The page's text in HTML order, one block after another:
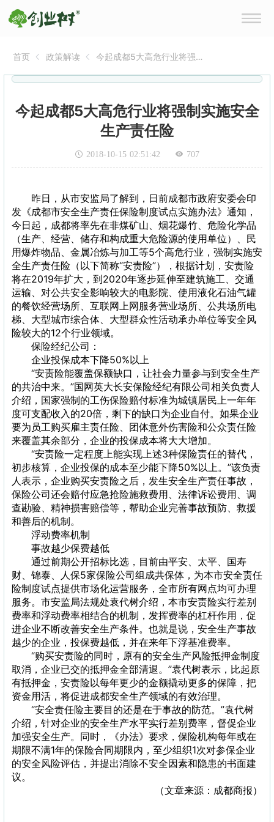
首页 政策解读
今起成都5大高危行业将强制
今起成都5大高危行业将强制实施安全
生产责任险
2018-10-15 02:51:42 707
昨日，从市安监局了解到，日前成都市政府安委会印
发《成都市安全生产责任保险制度试点实施办法》通知，
今日起，成都将率先在非煤矿山、烟花爆竹、危险化学品
（生产、经营、储存和构成重大危险源的使用单位）、民
用爆炸物品、金属冶炼与加工等5个高危行业，强制实施安
全生产责任险（以下简称“安责险”），根据计划，安责险
将在2019年扩大，到2020年逐步延伸至建筑施工、交通
运输、对公共安全影响较大的电影院、使用液化石油气罐
的餐饮经营场所、互联网上网服务营业场所、公共场所电
梯、大型城市综合体、大型群众性活动承办单位等安全风
险较大的12个行业领域。
保险经纪公司：
企业投保成本下降50%以上
“安责险能覆盖保额缺口，让社会力量参与到安全生产
的共治中来。”国网英大长安保险经纪有限公司相关负责人
介绍，国家强制的工伤保险赔付标准为城镇居民上一年年
度可支配收入的20倍，剩下的缺口为企业自付。如果企业
要为员工购买雇主责任险、团体意外伤害险和公众责任险
来覆盖其余部分，企业的投保成本将大大增加。
“安责险一定程度上能实现上述3种保险责任的替代，
初步核算，企业投保的成本至少能下降50%以上。”该负责
人表示，企业购买安责险之后，发生安全生产责任事故，
保险公司还会赔付应急抢险施救费用、法律诉讼费用、调
查勘验、精神损害赔偿等，帮助企业完善事故预防、救援
和善后的机制。
浮动费率机制
事故越少保费越低
通过前期公开招标比选，目前由平安、太平、国寿
财、锦泰、人保5家保险公司组成共保体，为本市安全责任
险制度试点提供市场化运营服务，全市所有网点均可办理
服务。市安监局法规处袁代树介绍，本市安责险实行差别
费率和浮动费率相结合的机制，发挥费率的杠杆作用，促
进企业不断改善安全生产条件。也就是说，安全生产事故
越少的企业，投保费越低，并在来年下浮基准费率。
“购买安责险的同时，原有的安全生产风险抵押金制度
取消，企业已交的抵押金全部清退。”袁代树表示，比起原
有抵押金，安责险以每年更少的金额撬动更多的保障，把
资金用活，将促进成都安全生产领域的有效治理。
“安全责任险主要目的还是在于事故的防范。”袁代树
介绍，针对企业的安全生产水平实行差别费率，督促企业
加强安全生产。同时，《办法》要求，保险机构每年或在
期限不满1年的保险合同期限内，至少组织1次对参保企业
的安全风险评估，并提出消除不安全因素和隐患的书面建
议。
（文章来源： 成都商报）